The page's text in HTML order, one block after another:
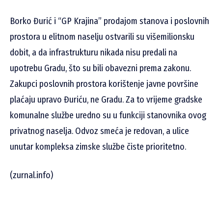
Borko Đurić i “GP Krajina” prodajom stanova i poslovnih
prostora u elitnom naselju ostvarili su višemilionsku
dobit, a da infrastrukturu nikada nisu predali na
upotrebu Gradu, što su bili obavezni prema zakonu.
Zakupci poslovnih prostora korištenje javne površine
plaćaju upravo Đuriću, ne Gradu. Za to vrijeme gradske
komunalne službe uredno su u funkciji stanovnika ovog
privatnog naselja. Odvoz smeća je redovan, a ulice
unutar kompleksa zimske službe čiste prioritetno.
(zurnal.info)